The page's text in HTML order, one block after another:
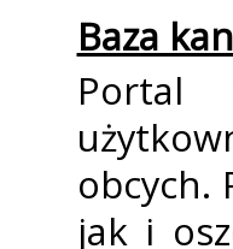
Baza
Portal
obcych.
jak i